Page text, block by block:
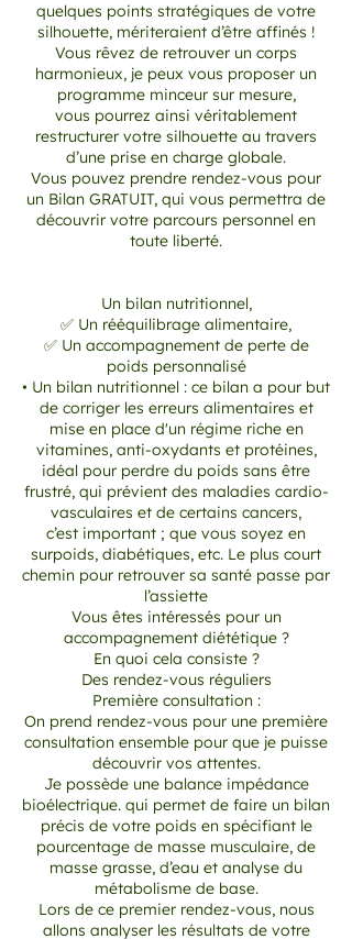
quelques points stratégiques de votre
silhouette, mériteraient d’être affinés !
Vous rêvez de retrouver un corps
harmonieux, je peux vous proposer un
programme minceur sur mesure,
vous pourrez ainsi véritablement
restructurer votre silhouette au travers
d’une prise en charge globale.
Vous pouvez prendre rendez-vous pour
un Bilan GRATUIT, qui vous permettra de
découvrir votre parcours personnel en
toute liberté.
Un bilan nutritionnel,
✅ Un rééquilibrage alimentaire,
✅ Un accompagnement de perte de
poids personnalisé
• Un bilan nutritionnel : ce bilan a pour but
de corriger les erreurs alimentaires et
mise en place d'un régime riche en
vitamines, anti-oxydants et protéines,
idéal pour perdre du poids sans être
frustré, qui prévient des maladies cardio-
vasculaires et de certains cancers,
c’est important ; que vous soyez en
surpoids, diabétiques, etc. Le plus court
chemin pour retrouver sa santé passe par
l’assiette
Vous êtes intéressés pour un
accompagnement diététique ?
En quoi cela consiste ?
Des rendez-vous réguliers
Première consultation :
On prend rendez-vous pour une première
consultation ensemble pour que je puisse
découvrir vos attentes.
Je possède une balance impédance
bioélectrique. qui permet de faire un bilan
précis de votre poids en spécifiant le
pourcentage de masse musculaire, de
masse grasse, d’eau et analyse du
métabolisme de base.
Lors de ce premier rendez-vous, nous
allons analyser les résultats de votre